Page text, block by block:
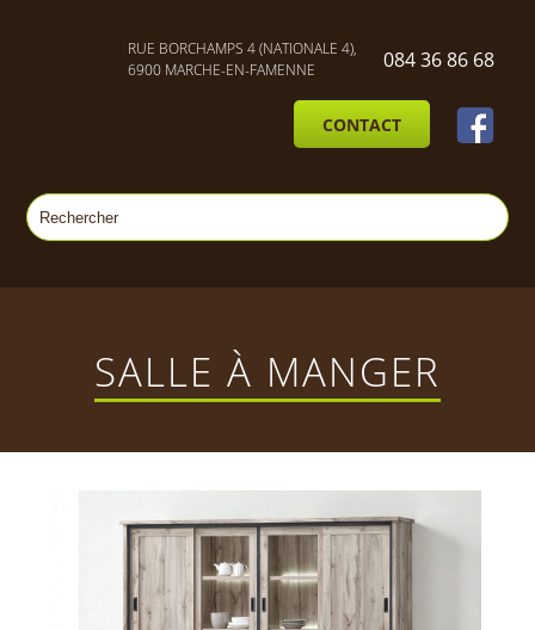
RUE BORCHAMPS 4 (NATIONALE 4),
6900 MARCHE-EN-FAMENNE
084 36 86 68
CONTACT
SALLE À MANGER